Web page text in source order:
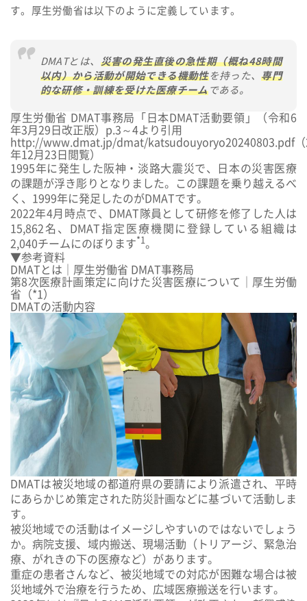
す。厚生労働省は以下のように定義しています。
DMATとは、 災害の発生直後の急性期（概ね48時間
以内）から活動が開始できる機動性を持った、専門
的な研修・訓練を受けた医療チームである。
厚生労働省 DMAT事務局「日本DMAT活動要領」（令和6
年3月29日改正版）p.3～4より引用
http://www.dmat.jp/dmat/katsudouyoryo20240803.pdf
年12月23日閲覧）
1995年に発生した阪神・淡路大震災で、日本の災害医療
の課題が浮き彫りとなりました。この課題を乗り越えるべ
く、1999年に発足したのがDMATです。
2022年4月時点で、DMAT隊員として研修を修了した人は
15,862名 、DMAT指定医療機関に登録している組織は
2,040チーム にのぼります*1 。
▼参考資料
DMATとは｜厚生労働省 DMAT事務局
第8次医療計画策定に向けた災害医療について｜厚生労働
省（*1）
DMATの活動内容
DMATは被災地域の都道府県の要請により派遣され、平時
にあらかじめ策定された 防災計画などに基づいて活動 しま
す。
被災地域での活動はイメージしやすいのではないでしょう
か。病院支援、域内搬送、現場活動（トリアージ、緊急治
療、がれきの下の医療など） があります。
重症の患者さんなど、被災地域での対応が困難な場合は被
災地域外で治療を行うため、 広域医療搬送を行います。